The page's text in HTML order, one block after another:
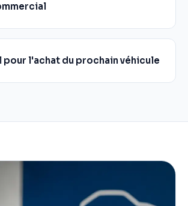
pour l'achat du prochain véhicule